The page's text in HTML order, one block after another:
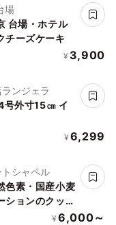
場
台場・ホテル
チーズケーキ
¥ 3,900
ンジェラ
号外寸15㎝ イ
¥ 6,299
シャペル
色素・国産小麦
ションのクッキ
【卵乳除去可
¥ 6,000～